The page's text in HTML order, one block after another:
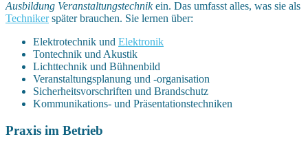
Ausbildung Veranstaltungstechnikein. Das umfasst alles, was sie als
Technikerspäter brauchen. Sie lernen über:
Elektrotechnik und Elektronik
Tontechnik und Akustik
Lichttechnik und Bühnenbild
Veranstaltungsplanung und -organisation
Sicherheitsvorschriften und Brandschutz
Kommunikations- und Präsentationstechniken
Praxis im Betrieb